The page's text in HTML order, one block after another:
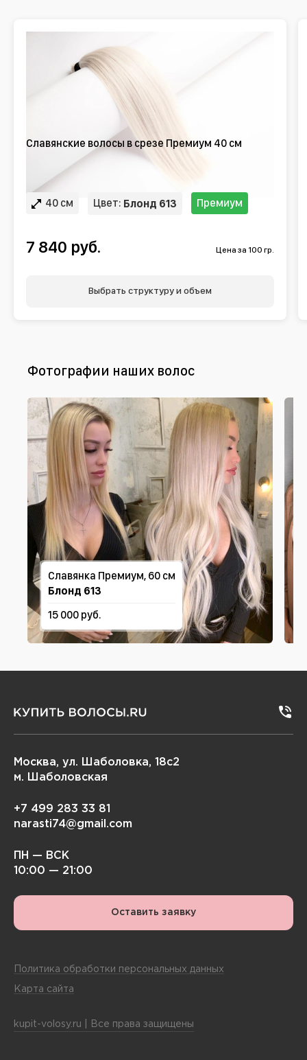
Славянские волосы в срезе Премиум 40 см
40 см Цвет: Блонд 613 Премиум
7 840 руб. Цена за 100 гр.
Выбрать структуру и объем
Фотографии наших волос
Славянка Премиум, 60 см
Блонд 613
15 000 руб.
Москва, ул. Шаболовка, 18с2
м. Шаболовская
+7 499 283 33 81
narasti74@gmail.com
ПН — ВСК
10:00 — 21:00
Оставить заявку
Политика обработки персональных данных
Карта сайта
kupit-volosy.ru | Все права защищены